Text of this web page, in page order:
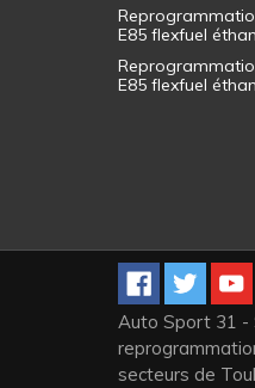
E85 flexfuel
E85 flexfuel
Auto Sport 31 -
secteurs de